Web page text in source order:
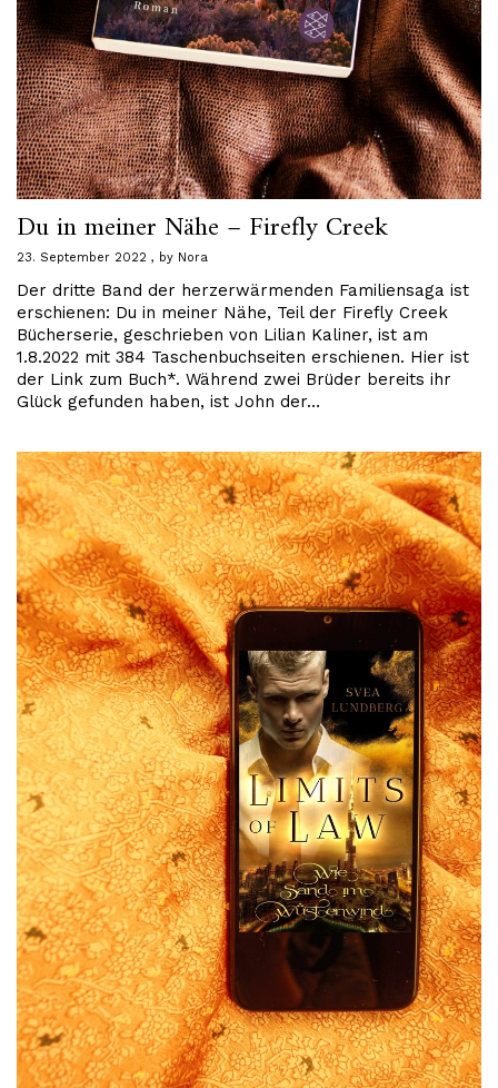
Du in meiner Nähe – Firefly Creek
23. September 2022 by Nora
Der dritte Band der herzerwärmenden Familiensaga ist
erschienen: Du in meiner Nähe, Teil der Firefly Creek
Bücherserie, geschrieben von Lilian Kaliner, ist am
1.8.2022 mit 384 Taschenbuchseiten erschienen. Hier ist
der Link zum Buch*. Während zwei Brüder bereits ihr
Glück gefunden haben, ist John der…